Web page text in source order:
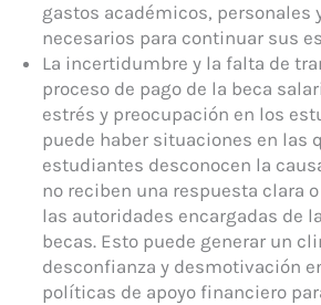
gastos académicos, personales
necesarios para continuar sus
La incertidumbre y la falta de
proceso de pago de la beca
estrés y preocupación en los
puede haber situaciones en las
estudiantes desconocen la
no reciben una respuesta clara
las autoridades encargadas de
becas. Esto puede generar un
desconfianza y desmotivación
políticas de apoyo financiero